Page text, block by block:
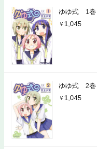
ゆゆ式 1巻
1,045
ゆゆ式 2巻
1,045